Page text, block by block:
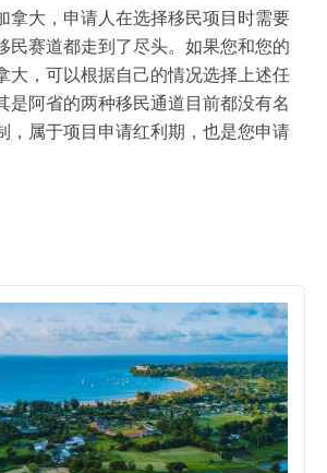
拿大，申请人在选择移民项目时需要
民赛道都走到了尽头。如果您和您的
大，可以根据自己的情况选择上述任
是阿省的两种移民通道目前都没有名
，属于项目申请红利期，也是您申请